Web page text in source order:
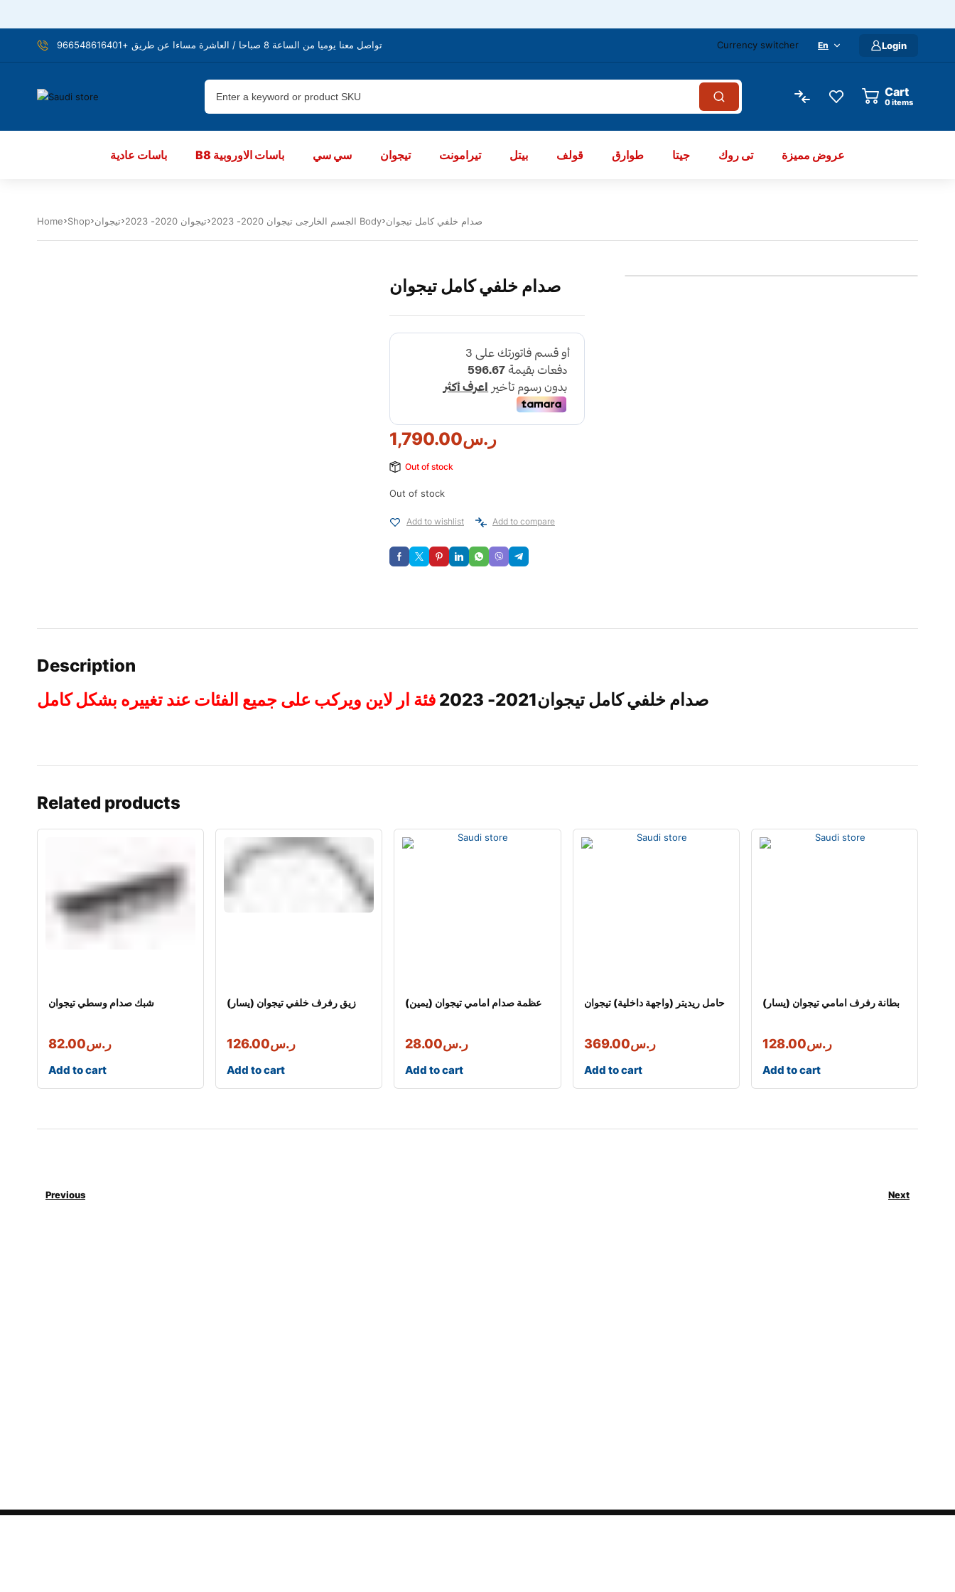
تواصل معنا يوميا من الساعة 8 صباحا / العاشرة مساءا عن طريق +966548616401 Currency switcher En Login
Cart
items
باسات عادية B8 باسات الاوروبية سي سي تيجوان تيرامونت بيتل قولف طوارق جيتا تى روك عروض مميزة
Home Shop تيجوان تيجوان 2020- 2023 الجسم الخارجى تيجوان 2020- 2023 Body صدام خلفي كامل تيجوان
صدام خلفي كامل تيجوان
ر.س1,790.00
Out of stock
Out of stock
Add to wishlist Add to compare
Description
صدام خلفي كامل تيجوان2021- 2023
فئة ار لاين ويركب على جميع الفئات عند تغييره بشكل كامل
Related products
شبك صدام وسطي تيجوان
ر.س82.00
Add to cart
زيق رفرف خلفي تيجوان (يسار)
ر.س126.00
Add to cart
عظمة صدام امامي تيجوان (يمين)
ر.س28.00
Add to cart
حامل ريديتر (واجهة داخلية) تيجوان
ر.س369.00
Add to cart
بطانة رفرف امامي تيجوان (يسار)
ر.س128.00
Add to cart
Previous Next